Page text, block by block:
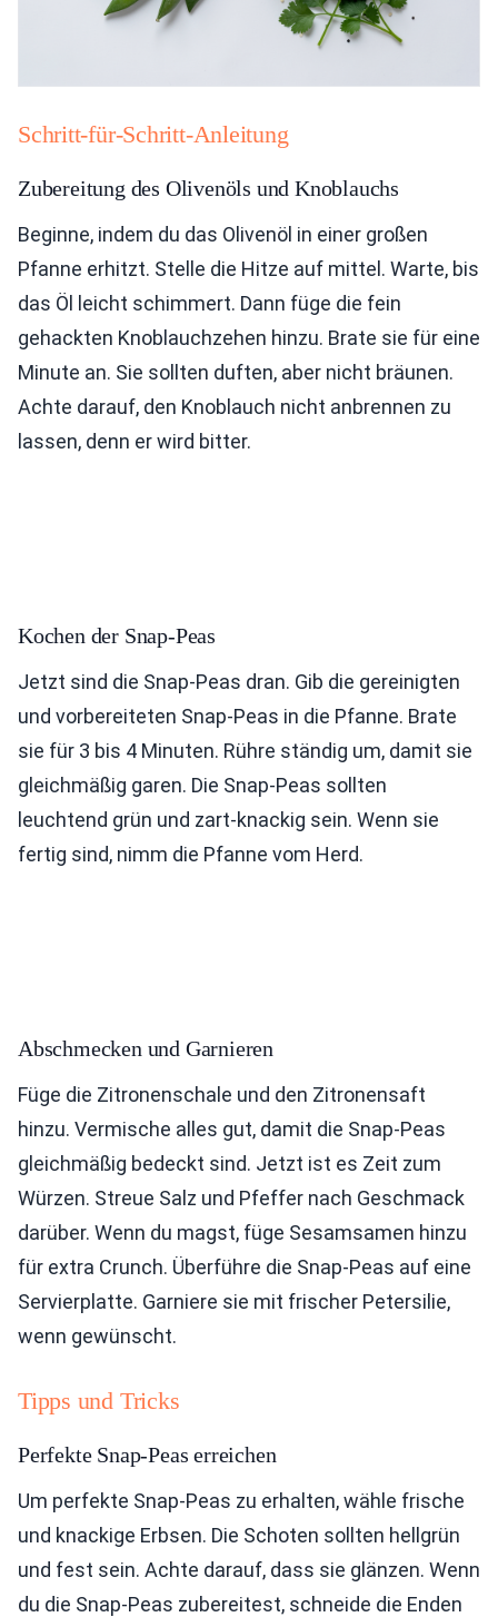
Schritt-für-Schritt-Anleitung
Zubereitung des Olivenöls und Knoblauchs
Beginne, indem du das Olivenöl in einer großen
Pfanne erhitzt. Stelle die Hitze auf mittel. Warte, bis
das Öl leicht schimmert. Dann füge die fein
gehackten Knoblauchzehen hinzu. Brate sie für eine
Minute an. Sie sollten duften, aber nicht bräunen.
Achte darauf, den Knoblauch nicht anbrennen zu
lassen, denn er wird bitter.
Kochen der Snap-Peas
Jetzt sind die Snap-Peas dran. Gib die gereinigten
und vorbereiteten Snap-Peas in die Pfanne. Brate
sie für 3 bis 4 Minuten. Rühre ständig um, damit sie
gleichmäßig garen. Die Snap-Peas sollten
leuchtend grün und zart-knackig sein. Wenn sie
fertig sind, nimm die Pfanne vom Herd.
Abschmecken und Garnieren
Füge die Zitronenschale und den Zitronensaft
hinzu. Vermische alles gut, damit die Snap-Peas
gleichmäßig bedeckt sind. Jetzt ist es Zeit zum
Würzen. Streue Salz und Pfeffer nach Geschmack
darüber. Wenn du magst, füge Sesamsamen hinzu
für extra Crunch. Überführe die Snap-Peas auf eine
Servierplatte. Garniere sie mit frischer Petersilie,
wenn gewünscht.
Tipps und Tricks
Perfekte Snap-Peas erreichen
Um perfekte Snap-Peas zu erhalten, wähle frische
und knackige Erbsen. Die Schoten sollten hellgrün
und fest sein. Achte darauf, dass sie glänzen. Wenn
du die Snap-Peas zubereitest, schneide die Enden